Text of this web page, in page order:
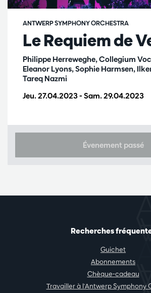
Le Requiem de
Philippe Herreweghe, Collegium
Eleanor Lyons, Sophie Harmsen,
Tareq Nazmi
ANTWERP SYMPHONY ORCHESTRA
Jeu. 27.04.2023- Sam. 29.04.2023
Évenement passé
Recherches
Guichet
Abonnements
Chèque-cadeau
Travailler à l'Antwerp Symphony